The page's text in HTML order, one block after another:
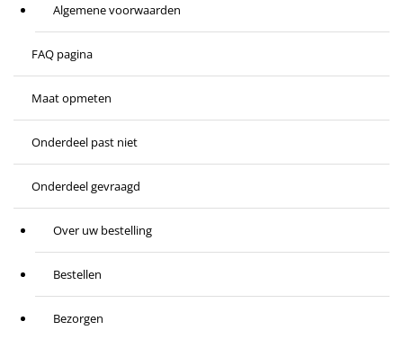
Algemene voorwaarden
FAQ pagina
Maat opmeten
Onderdeel past niet
Onderdeel gevraagd
Over uw bestelling
Bestellen
Bezorgen